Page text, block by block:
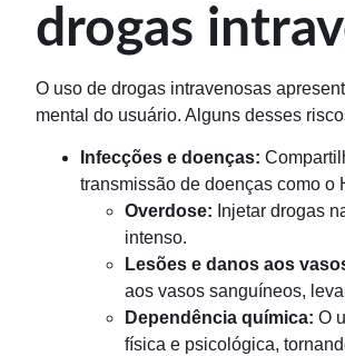
drogas
O uso de drogas intravenosas
mental do usuário. Alguns desses
Infecções e doenças:
transmissão de doenças como o
Overdose: Injetar drogas
intenso.
Lesões e danos aos
aos vasos sanguíneos,
Dependência química: O
física e psicológica,